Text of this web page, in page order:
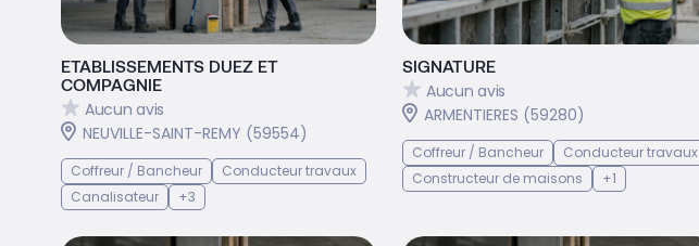
ETABLISSEMENTS DUEZ ET
COMPAGNIE
Aucun avis
NEUVILLE-SAINT-REMY (59554)
Coffreur / Bancheur
Conducteur travaux
Canalisateur
+3
SIGNATURE
Aucun avis
ARMENTIERES (59280)
Coffreur / Bancheur
Conducteur travaux
Constructeur de maisons
+1